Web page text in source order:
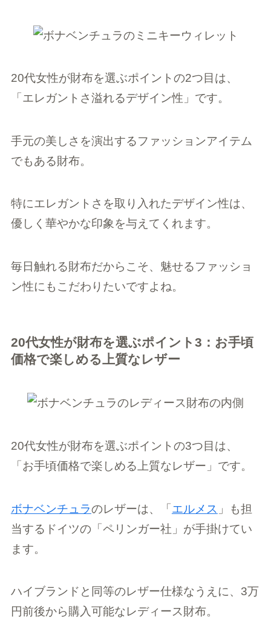
20代女性が財布を選ぶポイントの2つ目は、
「エレガントさ溢れるデザイン性」です。
手元の美しさを演出するファッションアイテム
でもある財布。
特にエレガントさを取り入れたデザイン性は、
優しく華やかな印象を与えてくれます。
毎日触れる財布だからこそ、魅せるファッショ
ン性にもこだわりたいですよね。
20代女性が財布を選ぶポイント3：お手頃
価格で楽しめる上質なレザー
20代女性が財布を選ぶポイントの3つ目は、
「お手頃価格で楽しめる上質なレザー」です。
ボナベンチュラのレザーは、「エルメス 」も担
当するドイツの「ペリンガー社」が手掛けてい
ます。
ハイブランドと同等のレザー仕様なうえに、3万
円前後から購入可能なレディース財布。